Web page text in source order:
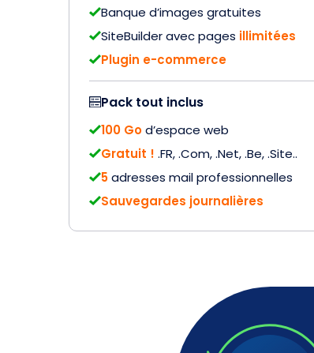
Banque d’images gratuites
SiteBuilder avec pages illimitées
Plugin e-commerce
Pack tout inclus
100 God’espace web
Gratuit ! .FR, .Com, .Net, .Be, .Site..
5adresses mail professionnelles
Sauvegardes journalières